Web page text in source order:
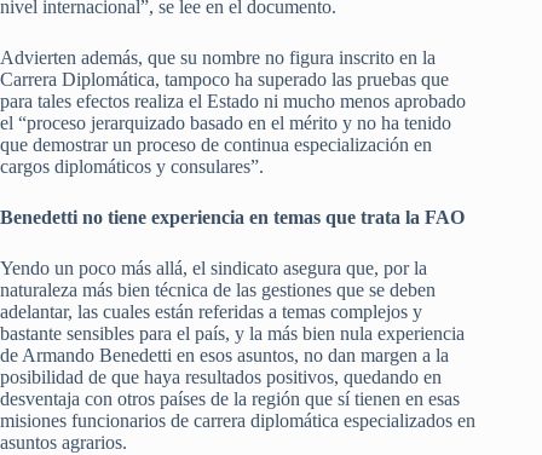
nivel internacional”, se lee en el documento.
Advierten además, que su nombre no figura inscrito en la
Carrera Diplomática, tampoco ha superado las pruebas que
para tales efectos realiza el Estado ni mucho menos aprobado
el “proceso jerarquizado basado en el mérito y no ha tenido
que demostrar un proceso de continua especialización en
cargos diplomáticos y consulares”.
Benedetti no tiene experiencia en temas que trata la FAO
Yendo un poco más allá, el sindicato asegura que, por la
naturaleza más bien técnica de las gestiones que se deben
adelantar, las cuales están referidas a temas complejos y
bastante sensibles para el país, y la más bien nula experiencia
de Armando Benedetti en esos asuntos, no dan margen a la
posibilidad de que haya resultados positivos, quedando en
desventaja con otros países de la región que sí tienen en esas
misiones funcionarios de carrera diplomática especializados en
asuntos agrarios.